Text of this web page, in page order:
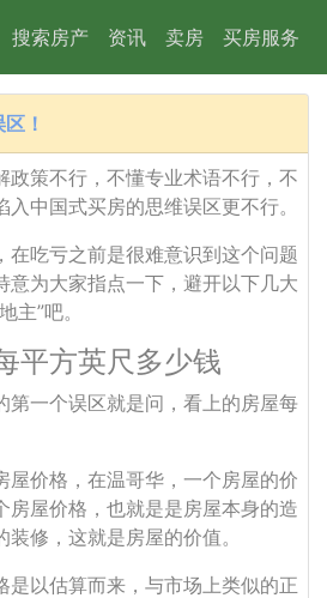
搜索房产 资讯 卖房 买房服务
！
政策不行，不懂专业术语不行，不
中国式买房的思维误区更不行。
在吃亏之前是很难意识到这个问题
意为大家指点一下，避开以下几大
主”吧。
平方英尺多少钱
第一个误区就是问，看上的房屋每
屋价格，在温哥华，一个房屋的价
房屋价格，也就是是房屋本身的造
修，这就是房屋的价值。
是以估算而来，与市场上类似的正